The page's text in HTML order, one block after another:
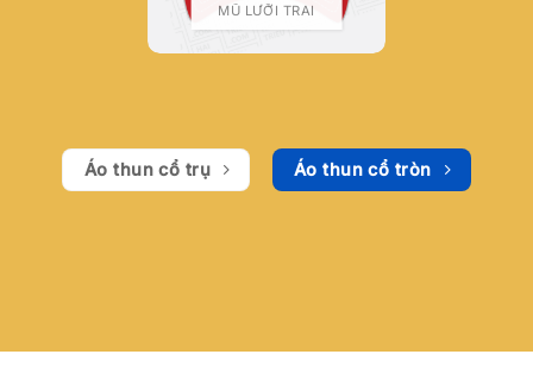
MŨ LƯỠI TRAI
Áo thun cổ trụ Áo thun cổ tròn